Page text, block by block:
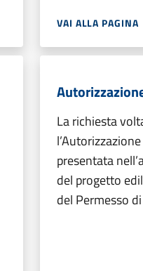
VAI ALLA PAGINA
La richiesta
presentata
del progetto
del Permesso